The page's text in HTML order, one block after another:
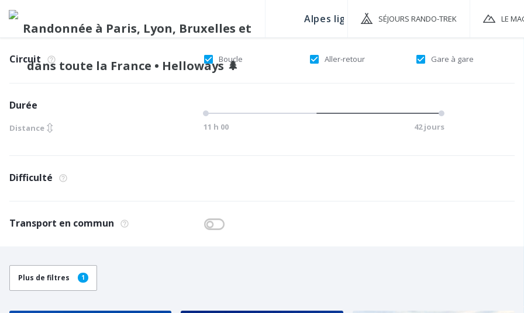
SÉJOURS RANDO-TREK LE
Circuit Boucle Aller-retour Gare à gare
Durée
Distance ⇳ 11 h 00 42 jours
Difficulté
Transport en commun
Plus de filtres 1